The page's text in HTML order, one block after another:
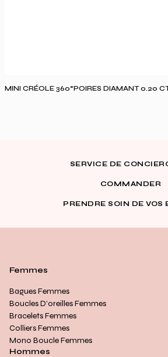
MINI CRÉOLE 360°POIRES DIAMANT 0.20
SERVICE DE
COMMANDER
PRENDRE SOIN DE VOS
Femmes
Bagues Femmes
Boucles D’oreilles Femmes
Bracelets Femmes
Colliers Femmes
Mono Boucle Femmes
Hommes